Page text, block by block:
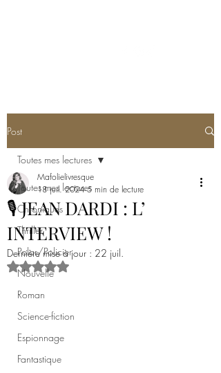
Post
Toutes mes lectures
Chroniques
Thriller
Polar/Policier
Nouvelle
Roman
Science-fiction
Espionnage
Fantastique
Toutes mes lectures
🎙️ JEAN DARDI : L’
INTERVIEW !
Mafolielivresque
18 juil. 2024 5 min de lecture
Dernière mise à jour : 22 juil.
Noté NaN étoiles sur 5.